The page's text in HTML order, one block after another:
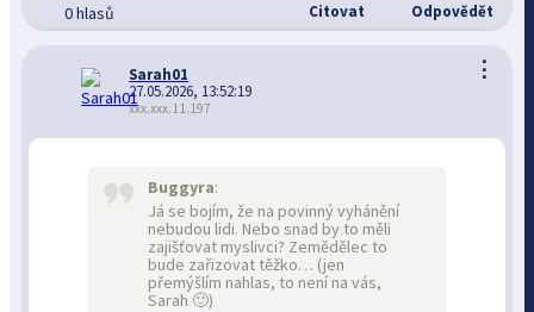
0 hlasů Citovat Odpovědět
⋮
Sarah01
27.05.2026, 13:52:19
xxx.xxx.11.197
Buggyra:
Já se bojím, že na povinný vyhánění
nebudou lidi. Nebo snad by to měli
zajišťovat myslivci? Zemědělec to
bude zařizovat těžko… (jen
přemýšlím nahlas, to není na vás,
Sarah 🙂)